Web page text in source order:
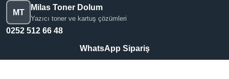
MT
Milas Toner Dolum
Yazıcı toner ve kartuş çözümleri
0252 512 66 48
WhatsApp Sipariş